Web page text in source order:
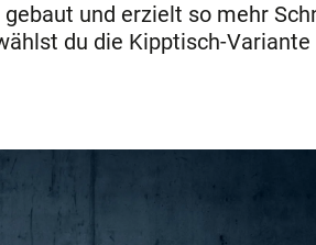
und erzielt so mehr
du die Kipptisch-Variante